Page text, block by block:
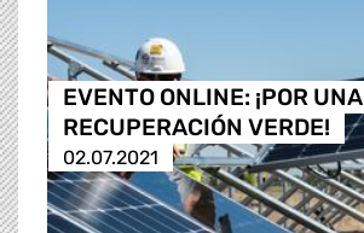
EVENTO ONLINE: ¡POR UNA
RECUPERACIÓN VERDE!
02.07.2021